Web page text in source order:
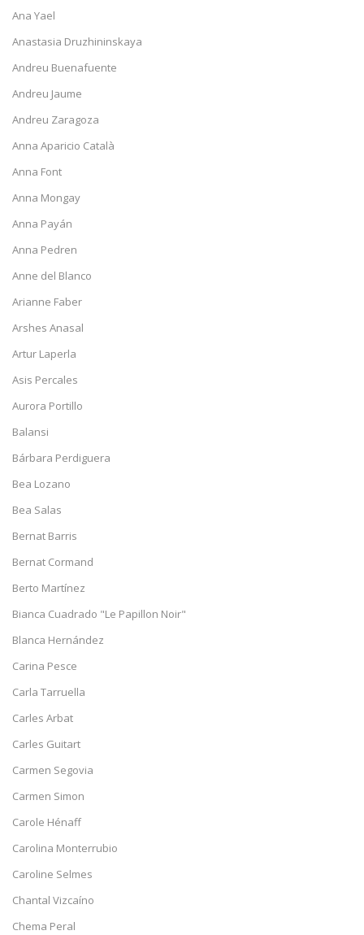
Ana Yael
Anastasia Druzhininskaya
Andreu Buenafuente
Andreu Jaume
Andreu Zaragoza
Anna Aparicio Català
Anna Font
Anna Mongay
Anna Payán
Anna Pedren
Anne del Blanco
Arianne Faber
Arshes Anasal
Artur Laperla
Asis Percales
Aurora Portillo
Balansi
Bárbara Perdiguera
Bea Lozano
Bea Salas
Bernat Barris
Bernat Cormand
Berto Martínez
Bianca Cuadrado "Le Papillon Noir"
Blanca Hernández
Carina Pesce
Carla Tarruella
Carles Arbat
Carles Guitart
Carmen Segovia
Carmen Simon
Carole Hénaff
Carolina Monterrubio
Caroline Selmes
Chantal Vizcaíno
Chema Peral